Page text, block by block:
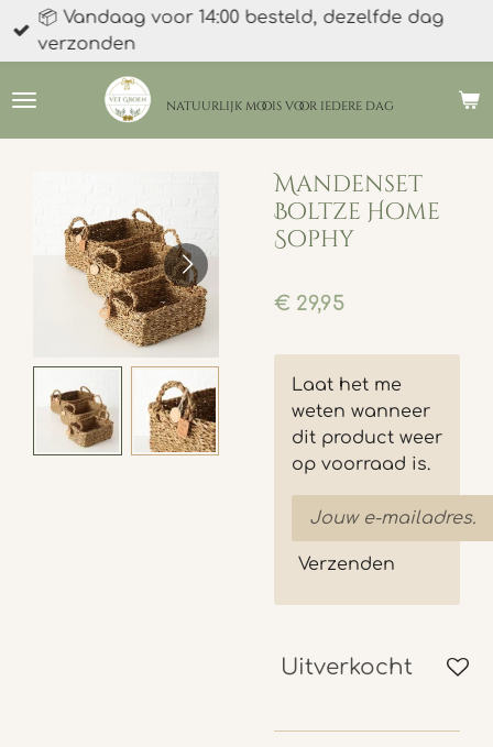
Ga
direct
de
natuurlijk moois voor iedere dag
📦 Vandaag voor 14:00 besteld, dezelfde dag
verzonden
Mandenset
Boltze Home
Sophy
€ 29,95
Laat het me
weten wanneer
dit product weer
op voorraad is.
Verzenden
Uitverkocht